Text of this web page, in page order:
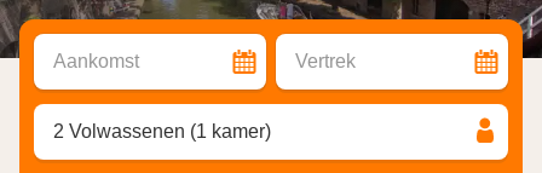
Aankomst Vertrek
2 Volwassenen (1 kamer)